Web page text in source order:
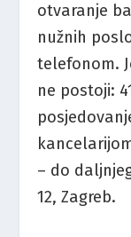
otvaranje
nužnih
telefonom.
ne postoji:
– do
12, Zagreb.